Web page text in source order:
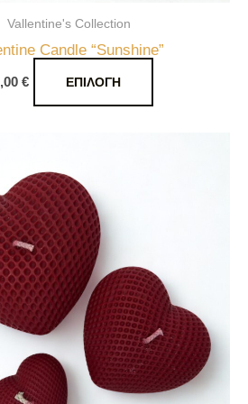
Vallentine's Collection
Candle “Sunshine”
€ ΕΠΙΛΟΓΉ
Οι
επιλογές
μπορούν
να
επιλεγούν